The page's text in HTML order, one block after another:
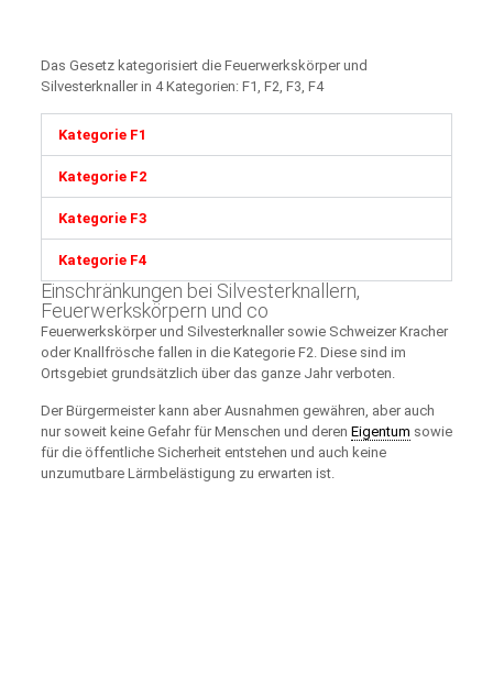
Das Gesetz kategorisiert die Feuerwerkskörper und
Silvesterknaller in 4 Kategorien: F1, F2, F3, F4
Kategorie F1
Kategorie F2
Kategorie F3
Kategorie F4
Einschränkungen bei Silvesterknallern,
Feuerwerkskörpern und co
Feuerwerkskörper und Silvesterknaller sowie Schweizer Kracher
oder Knallfrösche fallen in die Kategorie F2. Diese sind im
Ortsgebiet grundsätzlich über das ganze Jahr verboten.
Der Bürgermeister kann aber Ausnahmen gewähren, aber auch
nur soweit keine Gefahr für Menschen und deren Eigentum sowie
für die öffentliche Sicherheit entstehen und auch keine
unzumutbare Lärmbelästigung zu erwarten ist.